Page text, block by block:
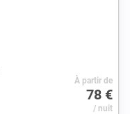
À partir de
78 €
/ nuit